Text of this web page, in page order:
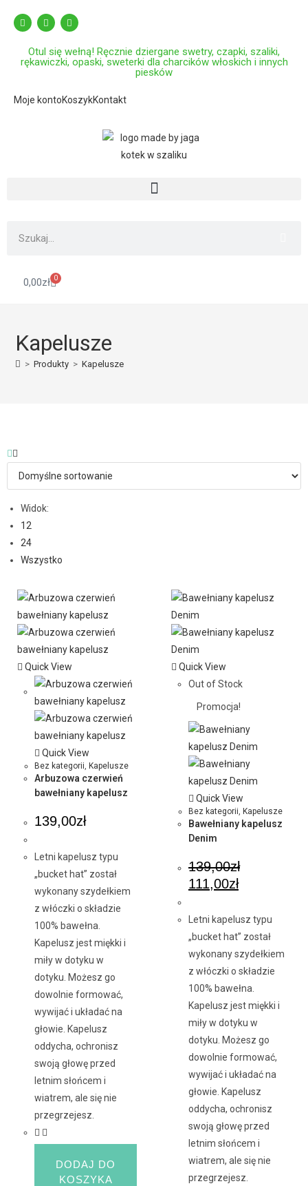
Otul się wełną! Ręcznie dziergane swetry, czapki, szaliki,
rękawiczki, opaski, sweterki dla charcików włoskich i innych
piesków
Moje kontoKoszykKontakt
0,00zł 0
Kapelusze
> Produkty > Kapelusze
Widok:
12
24
Wszystko
Quick View
Quick View
Bez kategorii Kapelusze
Arbuzowa czerwień
bawełniany kapelusz
139,00zł
Letni kapelusz typu
„bucket hat” został
wykonany szydełkiem
z włóczki o składzie
100% bawełna.
Kapelusz jest miękki i
miły w dotyku w
dotyku. Możesz go
dowolnie formować,
wywijać i układać na
głowie. Kapelusz
oddycha, ochronisz
swoją głowę przed
letnim słońcem i
wiatrem, ale się nie
przegrzejesz.
DODAJ DO
KOSZYKA
Quick View
Out of Stock
Promocja!
Quick View
Bez kategorii Kapelusze
Bawełniany kapelusz
Denim
139,00zł
111,00zł
Letni kapelusz typu
„bucket hat” został
wykonany szydełkiem
z włóczki o składzie
100% bawełna.
Kapelusz jest miękki i
miły w dotyku w
dotyku. Możesz go
dowolnie formować,
wywijać i układać na
głowie. Kapelusz
oddycha, ochronisz
swoją głowę przed
letnim słońcem i
wiatrem, ale się nie
przegrzejesz.